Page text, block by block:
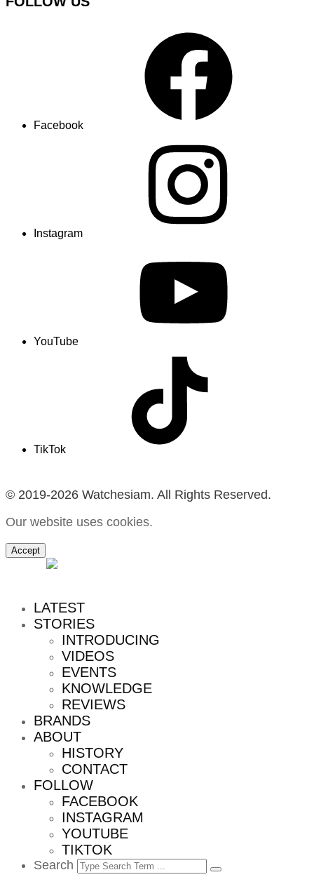
Facebook
Instagram
YouTube
TikTok
© 2019-2026 Watchesiam. All Rights Reserved.
Our website uses cookies.
Accept
LATEST
STORIES
INTRODUCING
VIDEOS
EVENTS
KNOWLEDGE
REVIEWS
BRANDS
ABOUT
HISTORY
CONTACT
FOLLOW
FACEBOOK
INSTAGRAM
YOUTUBE
TIKTOK
Search